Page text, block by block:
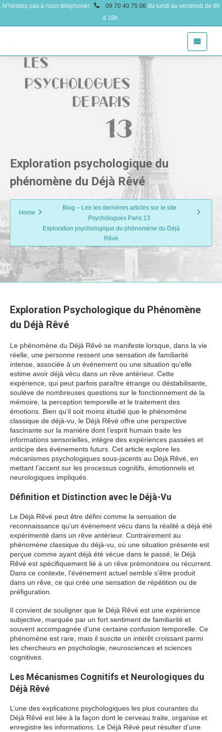
N’hésitez pas à nous téléphoner: 09 70 40 75 06 du lundi au vendredi de 8h
à 19h.
Exploration psychologique du
phénomène du Déjà Rêvé
Home
Blog – Lire les dernières articles sur le site
Psychologues Paris 13
Exploration psychologique du phénomène du Déjà
Rêvé
Exploration Psychologique du Phénomène
du Déjà Rêvé
Le phénomène du Déjà Rêvé se manifeste lorsque, dans la vie
réelle, une personne ressent une sensation de familiarité
intense, associée à un événement ou une situation qu’elle
estime avoir déjà vécu dans un rêve antérieur. Cette
expérience, qui peut parfois paraître étrange ou déstabilisante,
soulève de nombreuses questions sur le fonctionnement de la
mémoire, la perception temporelle et le traitement des
émotions. Bien qu’il soit moins étudié que le phénomène
classique de déjà-vu, le Déjà Rêvé offre une perspective
fascinante sur la manière dont l’esprit humain traite les
informations sensorielles, intègre des expériences passées et
anticipe des événements futurs. Cet article explore les
mécanismes psychologiques sous-jacents au Déjà Rêvé, en
mettant l’accent sur les processus cognitifs, émotionnels et
neurologiques impliqués.
Définition et Distinction avec le Déjà-Vu
Le Déjà Rêvé peut être défini comme la sensation de
reconnaissance qu’un événement vécu dans la réalité a déjà été
expérimenté dans un rêve antérieur. Contrairement au
phénomène classique du déjà-vu, où une situation présente est
perçue comme ayant déjà été vécue dans le passé, le Déjà
Rêvé est spécifiquement lié à un rêve prémonitoire ou récurrent.
Dans ce contexte, l’événement actuel semble s’être produit
dans un rêve, ce qui crée une sensation de répétition ou de
préfiguration.
Il convient de souligner que le Déjà Rêvé est une expérience
subjective, marquée par un fort sentiment de familiarité et
souvent accompagnée d’une certaine confusion temporelle. Ce
phénomène est rare, mais il suscite un intérêt croissant parmi
les chercheurs en psychologie, neurosciences et sciences
cognitives.
Les Mécanismes Cognitifs et Neurologiques du
Déjà Rêvé
L’une des explications psychologiques les plus courantes du
Déjà Rêvé est liée à la façon dont le cerveau traite, organise et
enregistre les informations. Le Déjà Rêvé peut résulter d’une